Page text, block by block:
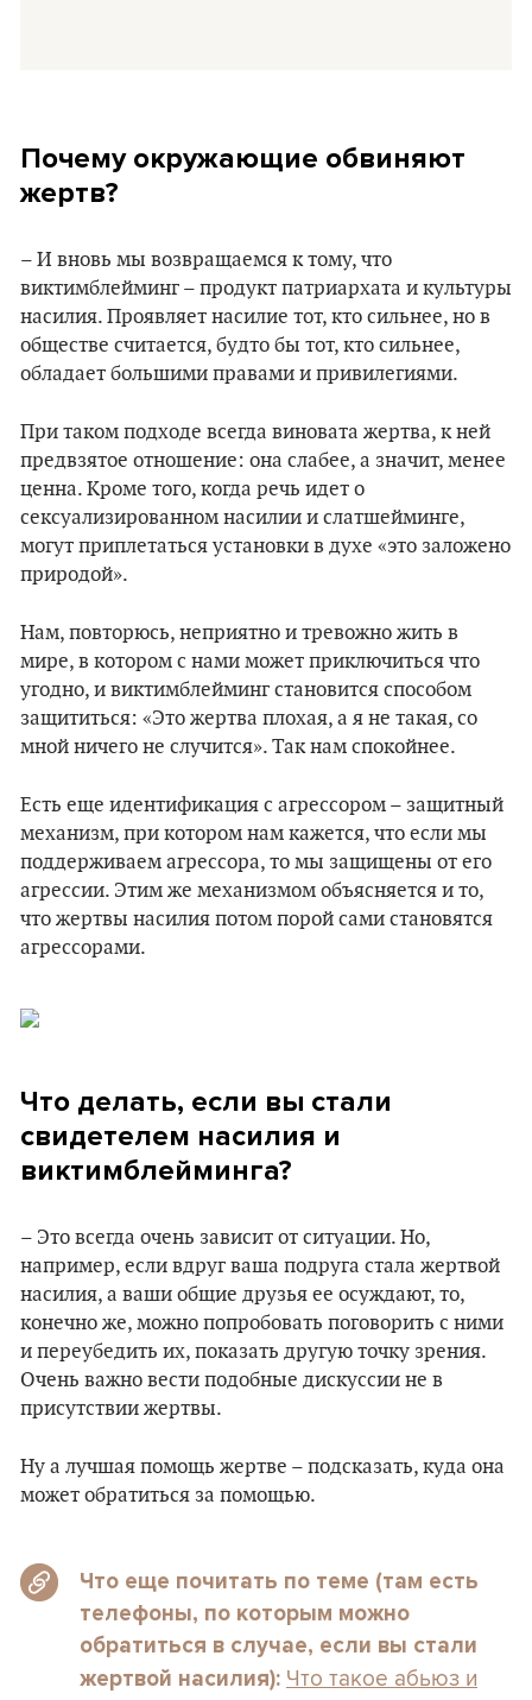
Почему окружающие обвиняют
жертв?
– И вновь мы возвращаемся к тому, что
виктимблейминг – продукт патриархата и культуры
насилия. Проявляет насилие тот, кто сильнее, но в
обществе считается, будто бы тот, кто сильнее,
обладает большими правами и привилегиями.
При таком подходе всегда виновата жертва, к ней
предвзятое отношение: она слабее, а значит, менее
ценна. Кроме того, когда речь идет о
сексуализированном насилии и слатшейминге,
могут приплетаться установки в духе «это заложено
природой».
Нам, повторюсь, неприятно и тревожно жить в
мире, в котором с нами может приключиться что
угодно, и виктимблейминг становится способом
защититься: «Это жертва плохая, а я не такая, со
мной ничего не случится». Так нам спокойнее.
Есть еще идентификация с агрессором – защитный
механизм, при котором нам кажется, что если мы
поддерживаем агрессора, то мы защищены от его
агрессии. Этим же механизмом объясняется и то,
что жертвы насилия потом порой сами становятся
агрессорами.
Что делать, если вы стали
свидетелем насилия и
виктимблейминга?
– Это всегда очень зависит от ситуации. Но,
например, если вдруг ваша подруга стала жертвой
насилия, а ваши общие друзья ее осуждают, то,
конечно же, можно попробовать поговорить с ними
и переубедить их, показать другую точку зрения.
Очень важно вести подобные дискуссии не в
присутствии жертвы.
Ну а лучшая помощь жертве – подсказать, куда она
может обратиться за помощью.
Что еще почитать по теме (там есть
телефоны, по которым можно
обратиться в случае, если вы стали
жертвой насилия): Что такое абьюз и